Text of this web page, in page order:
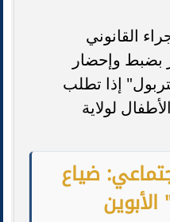
القانوني
بضبط وإحضار
إذا تطلب
لولاية
ضياع